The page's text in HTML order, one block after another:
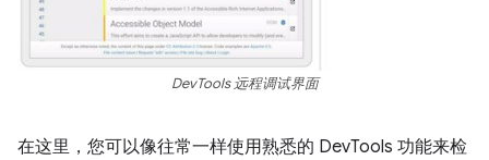
DevTools 远程调试界面
在这里，您可以像往常一样使用熟悉的 DevTools 功能来检